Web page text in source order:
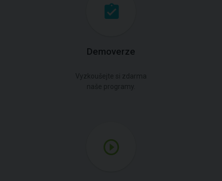
Demoverze